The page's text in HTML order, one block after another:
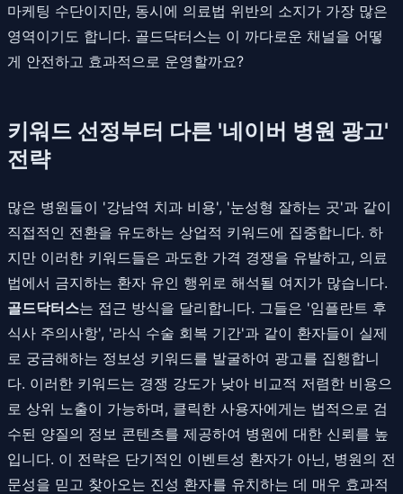
마케팅 수단이지만, 동시에 의료법 위반의 소지가 가장 많은
영역이기도 합니다. 골드닥터스는 이 까다로운 채널을 어떻
게 안전하고 효과적으로 운영할까요?
키워드 선정부터 다른 '네이버 병원 광고'
전략
많은 병원들이 '강남역 치과 비용', '눈성형 잘하는 곳'과 같이
직접적인 전환을 유도하는 상업적 키워드에 집중합니다. 하
지만 이러한 키워드들은 과도한 가격 경쟁을 유발하고, 의료
법에서 금지하는 환자 유인 행위로 해석될 여지가 많습니다.
골드닥터스는 접근 방식을 달리합니다. 그들은 '임플란트 후
식사 주의사항', '라식 수술 회복 기간'과 같이 환자들이 실제
로 궁금해하는 정보성 키워드를 발굴하여 광고를 집행합니
다. 이러한 키워드는 경쟁 강도가 낮아 비교적 저렴한 비용으
로 상위 노출이 가능하며, 클릭한 사용자에게는 법적으로 검
수된 양질의 정보 콘텐츠를 제공하여 병원에 대한 신뢰를 높
입니다. 이 전략은 단기적인 이벤트성 환자가 아닌, 병원의 전
문성을 믿고 찾아오는 진성 환자를 유치하는 데 매우 효과적